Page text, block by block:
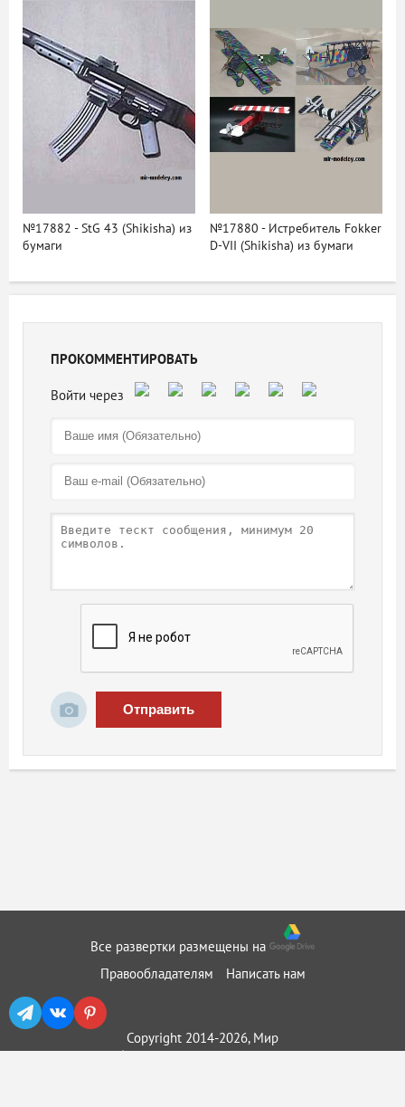
№17882 - StG 43 (Shikisha) из
бумаги
№17880 - Истребитель Fokker
D-VII (Shikisha) из бумаги
ПРОКОММЕНТИРОВАТЬ
Отправить
Все развертки размещены на
Правообладателям
Написать нам
Copyright 2014-2026, Мир
бумажного моделирования ::